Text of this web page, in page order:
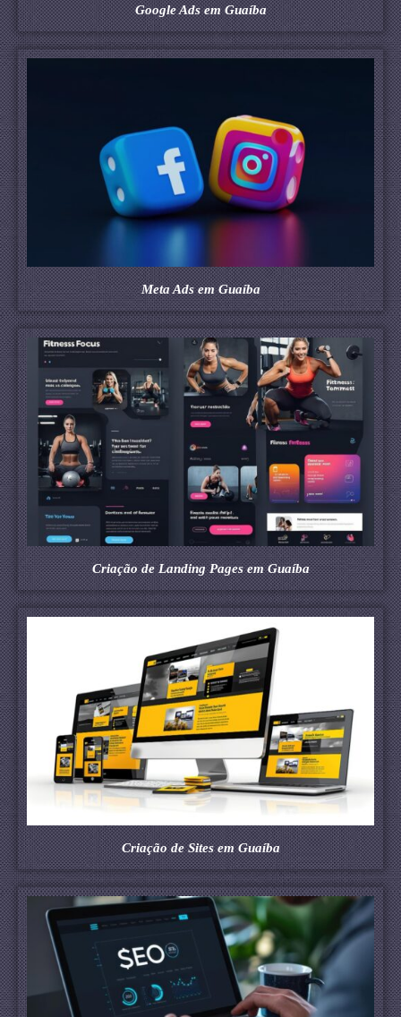
Google Ads em Guaíba
Meta Ads em Guaíba
Criação de Landing Pages em Guaíba
Criação de Sites em Guaíba